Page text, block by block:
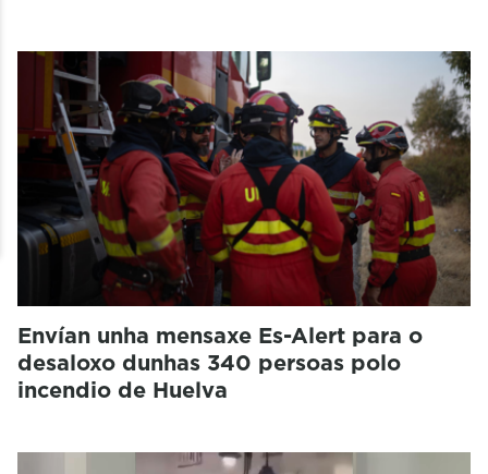
Envían unha mensaxe Es-Alert para o
desaloxo dunhas 340 persoas polo
incendio de Huelva